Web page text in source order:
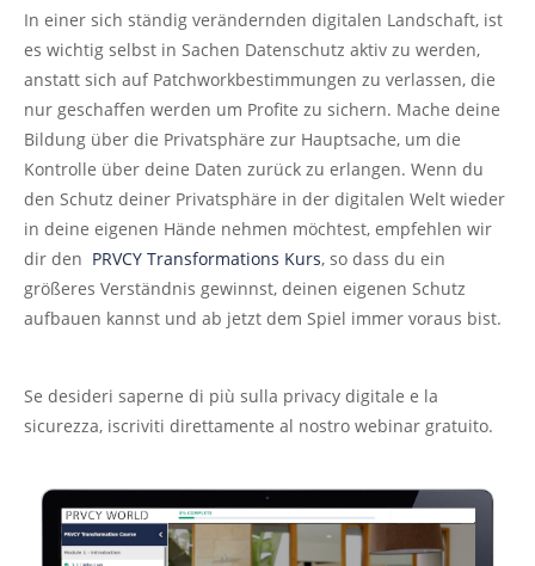
In einer sich ständig verändernden digitalen Landschaft, ist
es wichtig selbst in Sachen Datenschutz aktiv zu werden,
anstatt sich auf Patchworkbestimmungen zu verlassen, die
nur geschaffen werden um Profite zu sichern. Mache deine
Bildung über die Privatsphäre zur Hauptsache, um die
Kontrolle über deine Daten zurück zu erlangen. Wenn du
den Schutz deiner Privatsphäre in der digitalen Welt wieder
in deine eigenen Hände nehmen möchtest, empfehlen wir
dir den PRVCY Transformations Kurs, so dass du ein
größeres Verständnis gewinnst, deinen eigenen Schutz
aufbauen kannst und ab jetzt dem Spiel immer voraus bist.
Se desideri saperne di più sulla privacy digitale e la
sicurezza, iscriviti direttamente al nostro webinar gratuito.